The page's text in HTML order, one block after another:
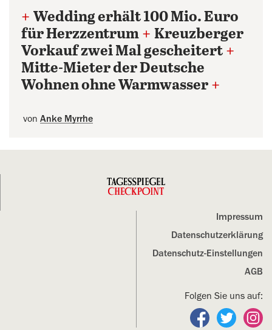
+ Wedding erhält 100 Mio. Euro
für Herzzentrum + Kreuzberger
Vorkauf zwei Mal gescheitert +
Mitte-Mieter der Deutsche
Wohnen ohne Warmwasser +
von Anke Myrrhe
Impressum
Datenschutz­erklärung
Datenschutz-Einstellungen
AGB
Folgen Sie uns auf:
Folgen Sie